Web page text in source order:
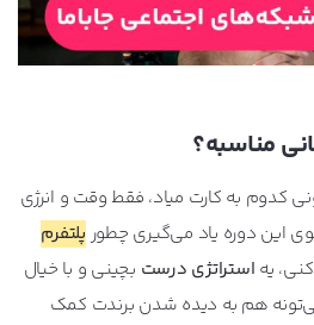
مناسبه؟
کدوم به کارت میاد، فقط وقت و انرژی
این دوره یاد می‌گیری چطور پلتفرم
یه استراتژی درست بچینی و با خیال
هم به دیده شدن برندت کمک